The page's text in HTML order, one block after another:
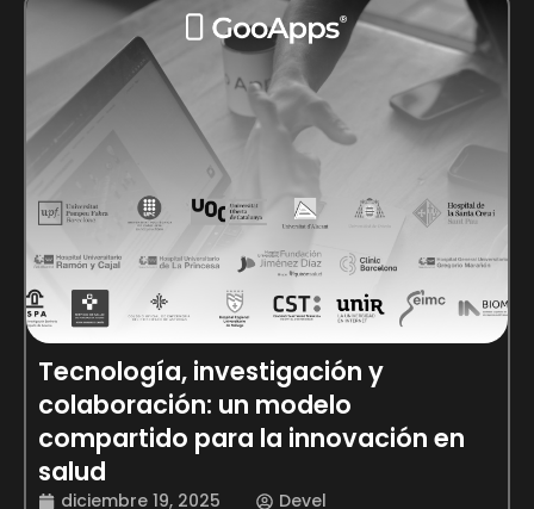
Tecnología, investigación y
colaboración: un modelo
compartido para la innovación en
salud
diciembre 19, 2025
Devel